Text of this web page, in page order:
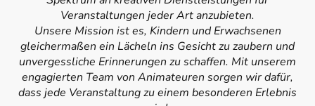
Veranstaltungen jeder Art anzubieten.
Unsere Mission ist es, Kindern und Erwachsenen
gleichermaßen ein Lächeln ins Gesicht zu zaubern und
unvergessliche Erinnerungen zu schaffen. Mit unserem
engagierten Team von Animateuren sorgen wir dafür,
dass jede Veranstaltung zu einem besonderen Erlebnis